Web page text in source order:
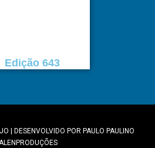
Edição 643
| DESENVOLVIDO POR PAULO PAULINO
ALENPRODUÇÕES